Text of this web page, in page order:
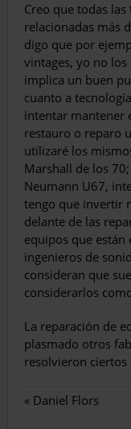
Creo que todas
relacionadas más
digo que por
vintages, yo no
implica un buen
cuanto a
intentar mantener
restauro o reparo
utilizaré los
Marshall de los
Neumann U67,
tengo que invertir
delante de las
equipos que están
ingenieros de
consideran que
considerarlos
La reparación de
plasmado otros
resolvieron ciertos
« Daniel Flors